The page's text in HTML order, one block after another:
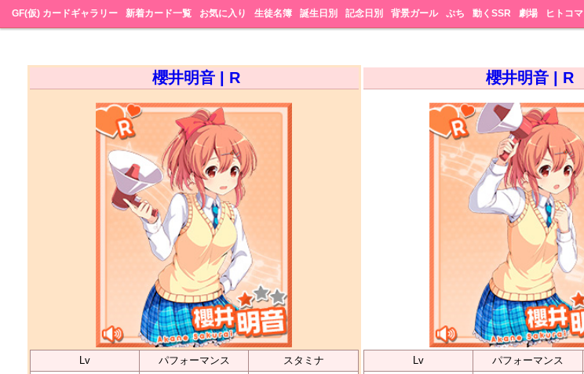
GF(仮) カードギャラリー 新着カード一覧 お気に入り 生徒名簿 誕生日別 記念日別 背景ガール ぷち 動くSSR 劇場 ヒトコマ
櫻井明音 | R
Lv パフォーマンス
スタミナ
櫻井明音 | R
Lv パフォーマンス